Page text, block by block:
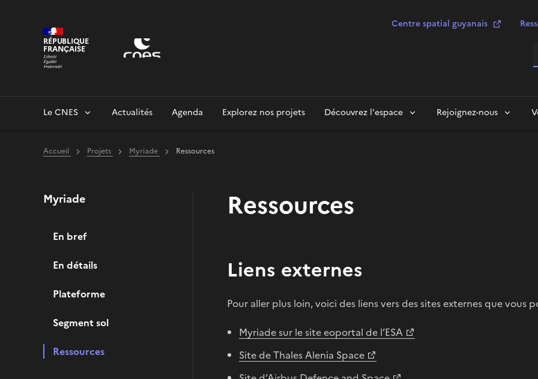
RÉPUBLIQUE
FRANÇAISE
Centre spatial guyanais
Le CNES Actualités Agenda Explorez nos projets Découvrez l'espace Rejoignez-nous
Accueil Projets Myriade Ressources
Myriade
En bref
En détails
Plateforme
Segment sol
Ressources
Ressources
Liens externes
Pour aller plus loin, voici des liens vers des sites externes que vous
Myriade sur le site eoportal de l’ESA
Site de Thales Alenia Space